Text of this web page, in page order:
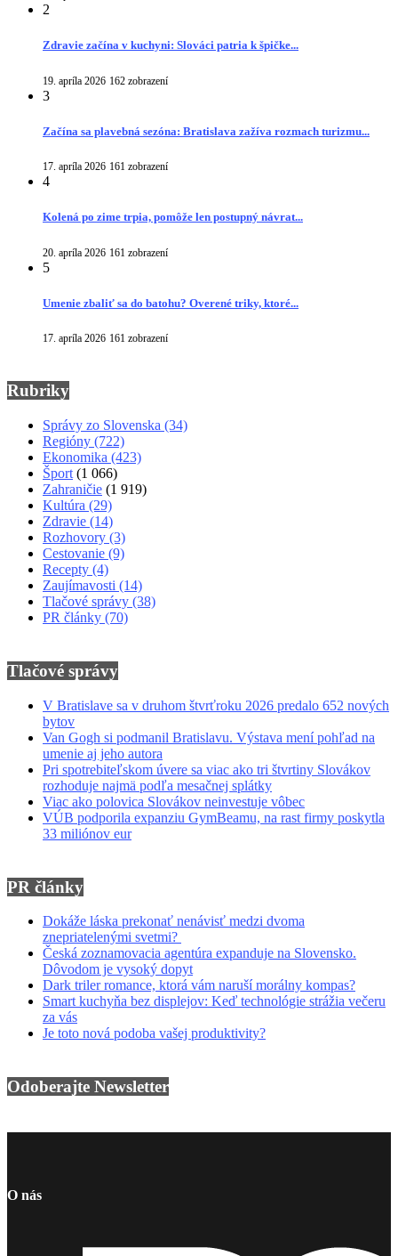
2
Zdravie začína v kuchyni: Slováci patria k špičke...
19. apríla 2026 162 zobrazení
3
Začína sa plavebná sezóna: Bratislava zažíva rozmach turizmu...
17. apríla 2026 161 zobrazení
4
Kolená po zime trpia, pomôže len postupný návrat...
20. apríla 2026 161 zobrazení
5
Umenie zbaliť sa do batohu? Overené triky, ktoré...
17. apríla 2026 161 zobrazení
Rubriky
Správy zo Slovenska (34)
Regióny (722)
Ekonomika (423)
Šport (1 066)
Zahraničie (1 919)
Kultúra (29)
Zdravie (14)
Rozhovory (3)
Cestovanie (9)
Recepty (4)
Zaujímavosti (14)
Tlačové správy (38)
PR články (70)
Tlačové správy
V Bratislave sa v druhom štvrťroku 2026 predalo 652 nových
bytov
Van Gogh si podmanil Bratislavu. Výstava mení pohľad na
umenie aj jeho autora
Pri spotrebiteľskom úvere sa viac ako tri štvrtiny Slovákov
rozhoduje najmä podľa mesačnej splátky
Viac ako polovica Slovákov neinvestuje vôbec
VÚB podporila expanziu GymBeamu, na rast firmy poskytla
33 miliónov eur
PR články
Dokáže láska prekonať nenávisť medzi dvoma
znepriatelenými svetmi?
Česká zoznamovacia agentúra expanduje na Slovensko.
Dôvodom je vysoký dopyt
Dark triler romance, ktorá vám naruší morálny kompas?
Smart kuchyňa bez displejov: Keď technológie strážia večeru
za vás
Je toto nová podoba vašej produktivity?
Odoberajte Newsletter
O nás